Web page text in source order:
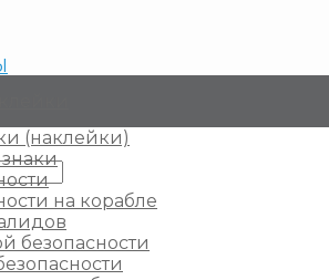
(наклейки)
на корабле
безопасности